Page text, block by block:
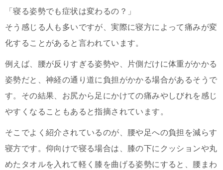
「寝る姿勢でも症状は変わるの？」
そう感じる人も多いですが、実際に寝方によって痛みが変
化することがあると言われています。
例えば、腰が反りすぎる姿勢や、片側だけに体重がかかる
姿勢だと、神経の通り道に負担がかかる場合があるそうで
す。その結果、お尻から足にかけての痛みやしびれを感じ
やすくなることもあると指摘されています。
そこでよく紹介されているのが、腰や足への負担を減らす
寝方です。仰向けで寝る場合は、膝の下にクッションや丸
めたタオルを入れて軽く膝を曲げる姿勢にすると、腰まわ